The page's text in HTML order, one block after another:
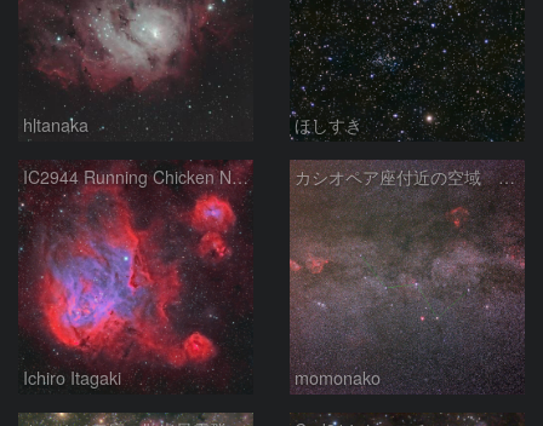
hltanaka ほしすき
IC2944 Running Chicken Nebula
Ichiro Itagaki
カシオペア座付近の空域 260720
momonako